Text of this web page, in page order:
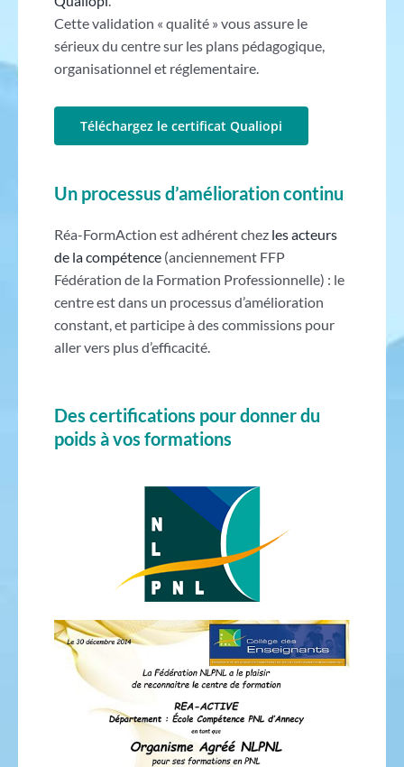
Cette validation « qualité » vous assure le
sérieux du centre sur les plans pédagogique,
organisationnel et réglementaire.
Téléchargez le certificat Qualiopi
Un processus d’amélioration continu
Réa-FormAction est adhérent chez les acteurs
de la compétence(anciennement FFP
Fédération de la Formation Professionnelle) : le
centre est dans un processus d’amélioration
constant, et participe à des commissions pour
aller vers plus d’efficacité.
Des certifications pour donner du
poids à vos formations